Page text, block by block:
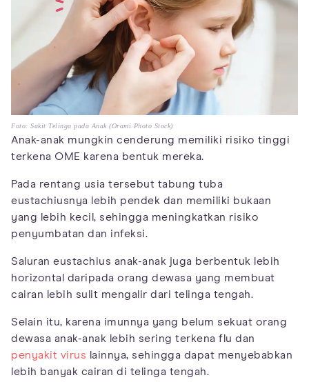
Foto: Sakit Telinga pada Anak (Orami Photo Stock)
Anak-anak mungkin cenderung memiliki risiko tinggi
terkena OME karena bentuk mereka.
Pada rentang usia tersebut tabung tuba
eustachiusnya lebih pendek dan memiliki bukaan
yang lebih kecil, sehingga meningkatkan risiko
penyumbatan dan infeksi.
Saluran eustachius anak-anak juga berbentuk lebih
horizontal daripada orang dewasa yang membuat
cairan lebih sulit mengalir dari telinga tengah.
Selain itu, karena imunnya yang belum sekuat orang
dewasa anak-anak lebih sering terkena flu dan
penyakit virus lainnya, sehingga dapat menyebabkan
lebih banyak cairan di telinga tengah.